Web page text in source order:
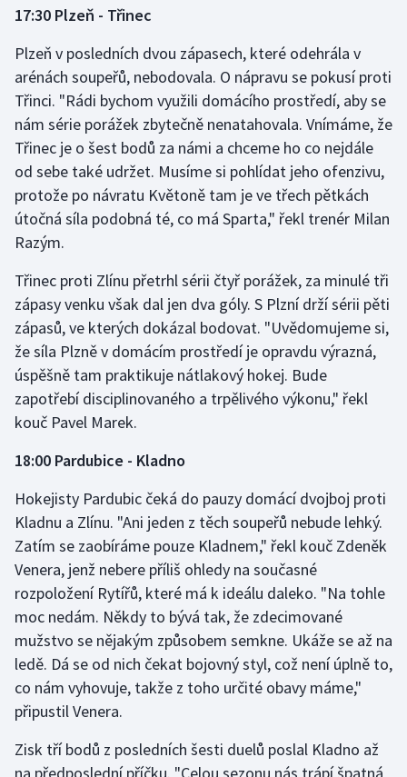
Plavání
Plážový volejbal
Ragby
Rychlobruslení
Rychlostní kanoistika
Short track
Sportovní střelba
Stolní tenis
Triatlon
Veslování
Vodní slalom
Volejbal
Ostatní
17:30 Plzeň - Třinec
Plzeň v posledních dvou zápasech, které odehrála v
arénách soupeřů, nebodovala. O nápravu se pokusí proti
Třinci. "Rádi bychom využili domácího prostředí, aby se
nám série porážek zbytečně nenatahovala. Vnímáme, že
Třinec je o šest bodů za námi a chceme ho co nejdále
od sebe také udržet. Musíme si pohlídat jeho ofenzivu,
protože po návratu Květoně tam je ve třech pětkách
útočná síla podobná té, co má Sparta," řekl trenér Milan
Razým.
Třinec proti Zlínu přetrhl sérii čtyř porážek, za minulé tři
zápasy venku však dal jen dva góly. S Plzní drží sérii pěti
zápasů, ve kterých dokázal bodovat. "Uvědomujeme si,
že síla Plzně v domácím prostředí je opravdu výrazná,
úspěšně tam praktikuje nátlakový hokej. Bude
zapotřebí disciplinovaného a trpělivého výkonu," řekl
kouč Pavel Marek.
18:00 Pardubice - Kladno
Hokejisty Pardubic čeká do pauzy domácí dvojboj proti
Kladnu a Zlínu. "Ani jeden z těch soupeřů nebude lehký.
Zatím se zaobíráme pouze Kladnem," řekl kouč Zdeněk
Venera, jenž nebere příliš ohledy na současné
rozpoložení Rytířů, které má k ideálu daleko. "Na tohle
moc nedám. Někdy to bývá tak, že zdecimované
mužstvo se nějakým způsobem semkne. Ukáže se až na
ledě. Dá se od nich čekat bojovný styl, což není úplně to,
co nám vyhovuje, takže z toho určité obavy máme,"
připustil Venera.
Zisk tří bodů z posledních šesti duelů poslal Kladno až